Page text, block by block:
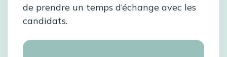
de prendre un temps d’échange avec les
candidats.